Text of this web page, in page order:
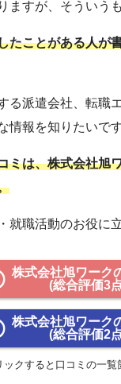
ますが、そういう
たことがある人が
る派遣会社、転
情報を知りたいです
ミは、株式会社旭
就職活動のお役に
株式会社旭ワーク
(総合評価3
株式会社旭ワーク
(総合評価2
クすると口コミの一覧